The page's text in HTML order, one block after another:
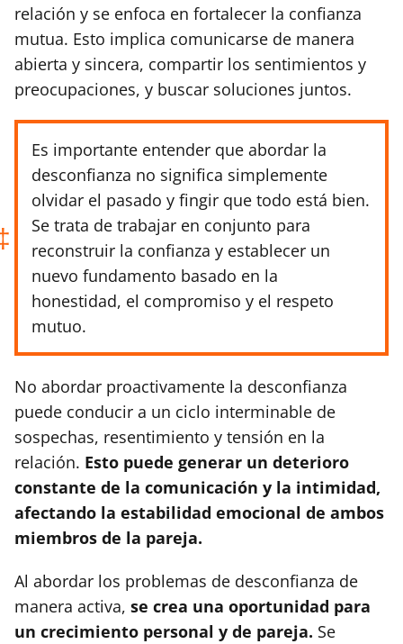
relación y se enfoca en fortalecer la confianza
mutua. Esto implica comunicarse de manera
abierta y sincera, compartir los sentimientos y
preocupaciones, y buscar soluciones juntos.
Es importante entender que abordar la
desconfianza no significa simplemente
olvidar el pasado y fingir que todo está bien.
Se trata de trabajar en conjunto para
reconstruir la confianza y establecer un
nuevo fundamento basado en la
honestidad, el compromiso y el respeto
mutuo.
No abordar proactivamente la desconfianza
puede conducir a un ciclo interminable de
sospechas, resentimiento y tensión en la
relación. Esto puede generar un deterioro
constante de la comunicación y la intimidad,
afectando la estabilidad emocional de ambos
miembros de la pareja.
Al abordar los problemas de desconfianza de
manera activa, se crea una oportunidad para
un crecimiento personal y de pareja. Se